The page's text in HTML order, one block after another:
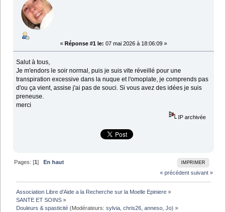
« Réponse #1 le: 07 mai 2026 à 18:06:09 »
Salut à tous,
Je m'endors le soir normal, puis je suis vite réveillé pour une
transpiration excessive dans la nuque et l'omoplate, je comprends pas
d'ou ça vient, assise j'ai pas de souci. Si vous avez des idées je suis
preneuse.
merci
IP archivée
IMPRIMER
Pages: [1]En haut
« précédent suivant »
Association Libre d'Aide a la Recherche sur la Moelle Epiniere »
SANTE ET SOINS »
Douleurs & spasticité (Modérateurs:sylvia ,chris26 ,anneso ,Jo) »